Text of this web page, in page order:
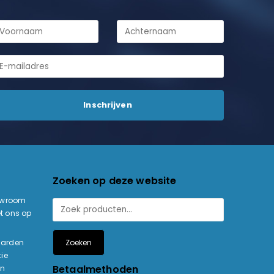
ons op
Zoeken op deze website
Zoeken
Betaalmethoden